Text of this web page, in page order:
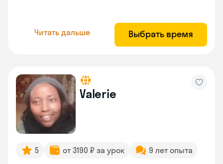
Читать дальше Выбрать время
Valerie
5 от 3190 ₽ за урок 9 лет опыта